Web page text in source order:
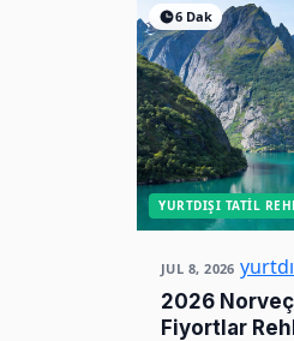
6 Dak
YURTDIŞI TATIL
JUL 8, 2026
2026
Fiyortlar